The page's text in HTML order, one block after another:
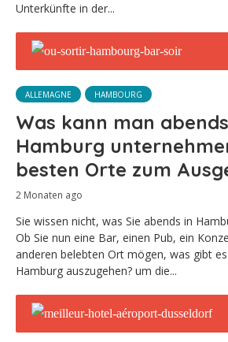
Unterkünfte in der...
ALLEMAGNE HAMBOURG
Was kann man
Hamburg
besten Orte zum
2 Monaten ago
Sie wissen nicht, was Sie abends in
Ob Sie nun eine Bar, einen Pub, ein
anderen belebten Ort mögen, was gibt
Hamburg auszugehen? um die...